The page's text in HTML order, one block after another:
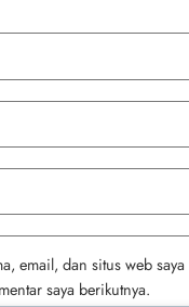
email, dan situs web
saya berikutnya.